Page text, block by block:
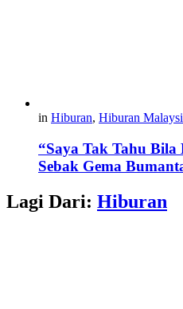
in Hiburan, Hiburan
“Saya Tak Tahu
Sebak Gema
Lagi Dari: Hiburan